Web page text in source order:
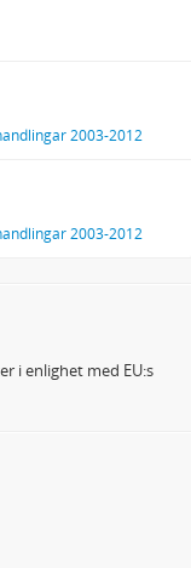
2003-2012
2003-2012
i enlighet med EU:s